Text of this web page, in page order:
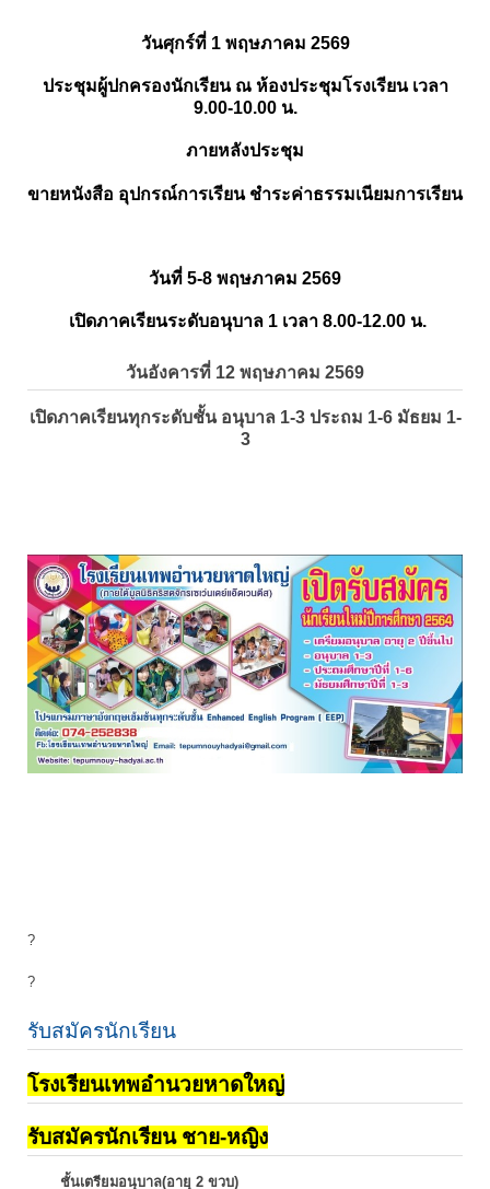
วันศุกร์ที่ 1 พฤษภาคม 2569
ประชุมผู้ปกครองนักเรียน ณ ห้องประชุมโรงเรียน เวลา
9.00-10.00 น.
ภายหลังประชุม
ขายหนังสือ อุปกรณ์การเรียน ชำระค่าธรรมเนียมการเรียน
วันที่ 5-8 พฤษภาคม 2569
เปิดภาคเรียนระดับอนุบาล 1 เวลา 8.00-12.00 น.
วันอังคารที่ 12 พฤษภาคม 2569
เปิดภาคเรียนทุกระดับชั้น อนุบาล 1-3 ประถม 1-6 มัธยม 1-
3
?
?
รับสมัครนักเรียน
โรงเรียนเทพอำนวยหาดใหญ่
รับสมัครนักเรียน ชาย-หญิง
ชั้นเตรียมอนุบาล(อายุ 2 ขวบ)